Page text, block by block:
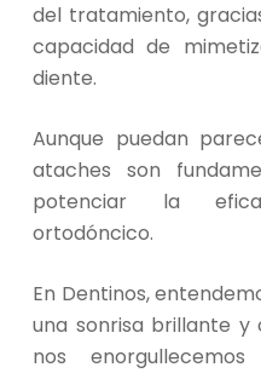
del tratamiento,
capacidad de
diente.
Aunque puedan
ataches son
potenciar la
ortodóncico.
En Dentinos,
una sonrisa brillante y
nos